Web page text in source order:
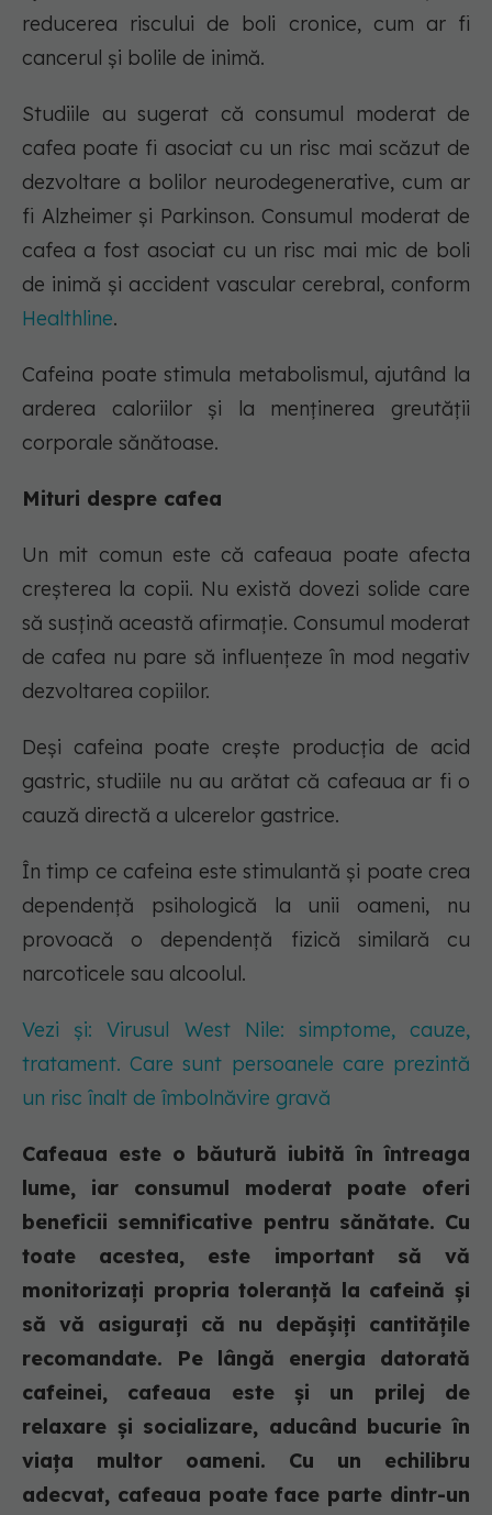
reducerea riscului de boli cronice, cum ar fi
cancerul și bolile de inimă.
Studiile au sugerat că consumul moderat de
cafea poate fi asociat cu un risc mai scăzut de
dezvoltare a bolilor neurodegenerative, cum ar
fi Alzheimer și Parkinson. Consumul moderat de
cafea a fost asociat cu un risc mai mic de boli
de inimă și accident vascular cerebral, conform
Healthline.
Cafeina poate stimula metabolismul, ajutând la
arderea caloriilor și la menținerea greutății
corporale sănătoase.
Mituri despre cafea
Un mit comun este că cafeaua poate afecta
creșterea la copii. Nu există dovezi solide care
să susțină această afirmație. Consumul moderat
de cafea nu pare să influențeze în mod negativ
dezvoltarea copiilor.
Deși cafeina poate crește producția de acid
gastric, studiile nu au arătat că cafeaua ar fi o
cauză directă a ulcerelor gastrice.
În timp ce cafeina este stimulantă și poate crea
dependență psihologică la unii oameni, nu
provoacă o dependență fizică similară cu
narcoticele sau alcoolul.
Vezi și: Virusul West Nile: simptome, cauze,
tratament. Care sunt persoanele care prezintă
un risc înalt de îmbolnăvire gravă
Cafeaua este o băutură iubită în întreaga
lume, iar consumul moderat poate oferi
beneficii semnificative pentru sănătate. Cu
toate acestea, este important să vă
monitorizați propria toleranță la cafeină și
să vă asigurați că nu depășiți cantitățile
recomandate. Pe lângă energia datorată
cafeinei, cafeaua este și un prilej de
relaxare și socializare, aducând bucurie în
viața multor oameni. Cu un echilibru
adecvat, cafeaua poate face parte dintr-un